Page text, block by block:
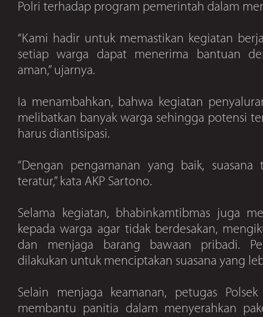
Polri terhadap program pemerintah dalam
“Kami hadir untuk memastikan kegiatan
setiap warga dapat menerima bantuan
aman,” ujarnya.
Ia menambahkan, bahwa kegiatan
melibatkan banyak warga sehingga potensi
harus diantisipasi.
“Dengan pengamanan yang baik,
teratur,” kata AKP Sartono.
Selama kegiatan, bhabinkamtibmas juga
kepada warga agar tidak berdesakan,
dan menjaga barang bawaan pribadi.
dilakukan untuk menciptakan suasana yang
Selain menjaga keamanan, petugas
membantu panitia dalam menyerahkan